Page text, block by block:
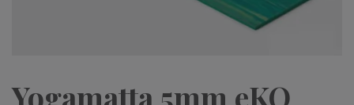
Yogamatta 5mm eKO